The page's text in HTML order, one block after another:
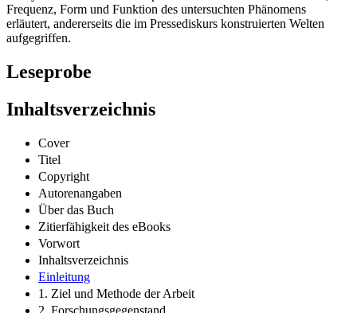
Frequenz, Form und Funktion des untersuchten Phänomens
erläutert, andererseits die im Pressediskurs konstruierten Welten
aufgegriffen.
Leseprobe
Inhaltsverzeichnis
Cover
Titel
Copyright
Autorenangaben
Über das Buch
Zitierfähigkeit des eBooks
Vorwort
Inhaltsverzeichnis
Einleitung
1. Ziel und Methode der Arbeit
2. Forschungsgegenstand